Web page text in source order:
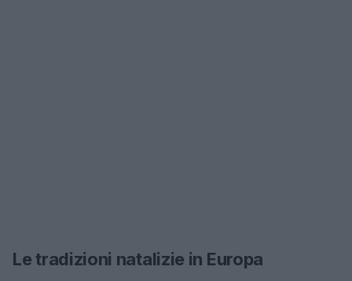
Le tradizioni natalizie in Europa